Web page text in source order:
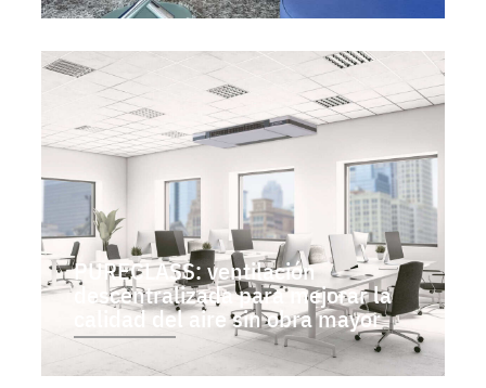
PURECLASS: ventilación
descentralizada para mejorar la
calidad del aire sin obra mayor